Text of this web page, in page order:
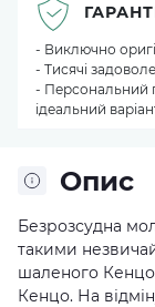
Опис
Безрозсудна
такими
шаленого
Кенцо. На
- Виключно
- Тисячі
- Персональний
ідеальний